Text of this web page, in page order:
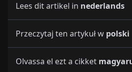
Lees dit artikel in nederlands
Przeczytaj ten artykuł w polski
Olvassa el ezt a cikket